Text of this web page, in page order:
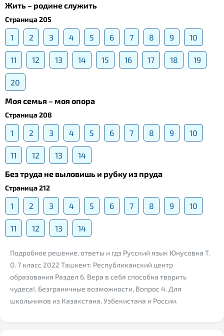
Жить – родине служить
Страница 205
1 2 3 4 5 6 7 8 9 10
11 12 13 14 15 16 17 18 19
20
Моя семья – моя опора
Страница 208
1 2 3 4 5 6 7 8 9 10
11 12 13
14
Без труда не выловишь и рубку из пруда
Страница 212
1 2 3 4 5 6 7 8 9 10
11 12 13 14
Подробное решение, ответы и гдз Русский язык Юнусовна Т.
О. 7 класс 2022 Ташкент: Республиканский центр
образования Раздел 6. Вера в себя способна творить
чудеса!, Безграничные возможности, Вопрос 4. Для
школьников из Казахстана, Узбекистана и России.